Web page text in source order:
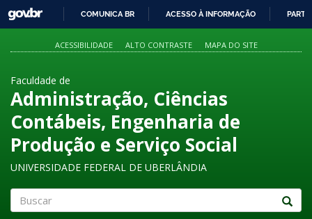
PARA
O
GOVBR
COMUNICA BR ACESSO À INFORMAÇÃO
ACESSIBILIDADE ALTO CONTRASTE MAPA DO SITE
Faculdade de
Administração, Ciências
Contábeis, Engenharia de
Produção e Serviço Social
UNIVERSIDADE FEDERAL DE UBERLÂNDIA